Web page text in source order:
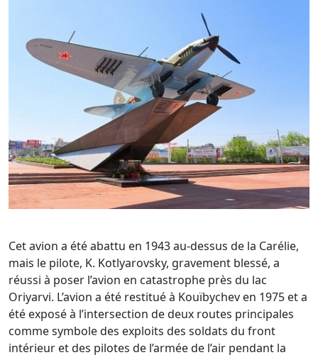
Cet avion a été abattu en 1943 au-dessus de la Carélie,
mais le pilote, K. Kotlyarovsky, gravement blessé, a
réussi à poser l’avion en catastrophe près du lac
Oriyarvi. L’avion a été restitué à Kouïbychev en 1975 et a
été exposé à l’intersection de deux routes principales
comme symbole des exploits des soldats du front
intérieur et des pilotes de l’armée de l’air pendant la